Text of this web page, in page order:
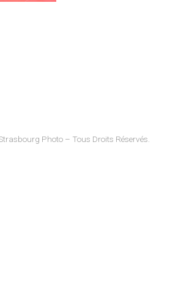
Photo – Tous Droits Réservés.